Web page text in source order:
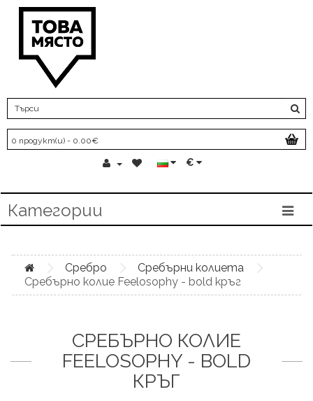
0 продукт(и) - 0.00€
€
Категории
Сребро
Сребърни колиета
Сребърно колие Feelosophy - bold кръг
СРЕБЪРНО КОЛИЕ
FEELOSOPHY - BOLD
КРЪГ